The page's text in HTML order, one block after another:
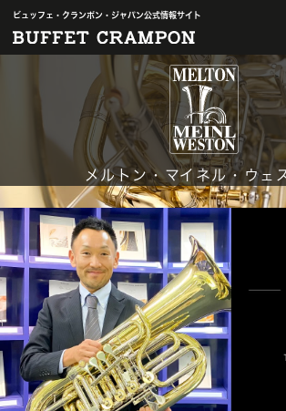
ビュッフェ・クランポン・ジャパン公式情報サイト
メルトン・マイネル・ウェ